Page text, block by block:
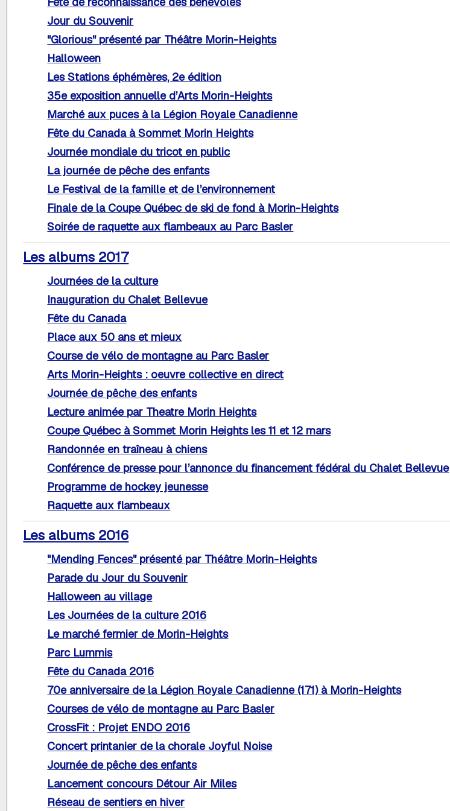
Jour du Souvenir
"Glorious" présenté par Théâtre Morin-Heights
Halloween
Les Stations éphémères, 2e édition
35e exposition annuelle d’Arts Morin-Heights
Marché aux puces à la Légion Royale Canadienne
Fête du Canada à Sommet Morin Heights
Journée mondiale du tricot en public
La journée de pêche des enfants
Le Festival de la famille et de l’environnement
Finale de la Coupe Québec de ski de fond à Morin-Heights
Soirée de raquette aux flambeaux au Parc Basler
Les albums 2017
Journées de la culture
Inauguration du Chalet Bellevue
Fête du Canada
Place aux 50 ans et mieux
Course de vélo de montagne au Parc Basler
Arts Morin-Heights : oeuvre collective en direct
Journée de pêche des enfants
Lecture animée par Theatre Morin Heights
Coupe Québec à Sommet Morin Heights les 11 et 12 mars
Randonnée en traîneau à chiens
Conférence de presse pour l’annonce du financement fédéral du Chalet Bellevue
Programme de hockey jeunesse
Raquette aux flambeaux
Les albums 2016
"Mending Fences" présenté par Théâtre Morin-Heights
Parade du Jour du Souvenir
Halloween au village
Les Journées de la culture 2016
Le marché fermier de Morin-Heights
Parc Lummis
Fête du Canada 2016
70e anniversaire de la Légion Royale Canadienne (171) à Morin-Heights
Courses de vélo de montagne au Parc Basler
CrossFit : Projet ENDO 2016
Concert printanier de la chorale Joyful Noise
Journée de pêche des enfants
Lancement concours Détour Air Miles
Réseau de sentiers en hiver